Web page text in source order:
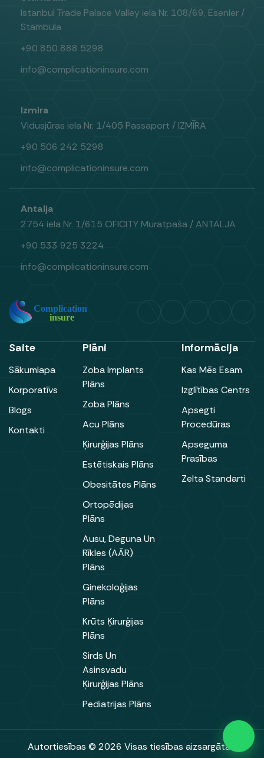
Istanbul Trade Palace Valley iela Nr. 108/69, Esenler /
Stambula
+90 850 888 5298
info@complicationinsure.com
Izmira
Vidusjūras iela Nr. 1/405 Passaport / IZMĪRA
+90 506 242 5298
info@complicationinsure.com
Antalja
2754 iela Nr. 1/615 OFICITY Muratpaša / ANTALJA
+90 533 925 3224
info@complicationinsure.com
Saite
Sākumlapa
Korporatīvs
Blogs
Kontakti
Plāni
Zoba Implants
Plāns
Zoba Plāns
Acu Plāns
Ķirurģijas Plāns
Estētiskais Plāns
Obesitātes Plāns
Ortopēdijas
Plāns
Ausu, Deguna Un
Rīkles (AĀR)
Plāns
Ginekoloģijas
Plāns
Krūts Ķirurģijas
Plāns
Sirds Un
Asinsvadu
Ķirurģijas Plāns
Pediatrijas Plāns
Informācija
Kas Mēs Esam
Izglītības Centrs
Apsegti
Procedūras
Apseguma
Prasības
Zelta Standarti
Autortiesības © 2026 Visas tiesības aizsargātas.